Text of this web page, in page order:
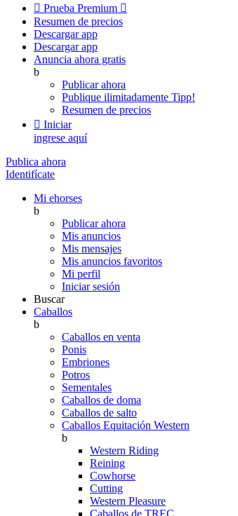
 Prueba Premium 
Resumen de precios
Descargar app
Descargar app
Anuncia ahora gratis
b
Publicar ahora
Publique ilimitadamente Tipp!
Resumen de precios
 Iniciar
ingrese aquí
Publica ahora
Identifícate
Mi ehorses
b
Publicar ahora
Mis anuncios
Mis mensajes
Mis anuncios favoritos
Mi perfil
Iniciar sesión
Buscar
Caballos
b
Caballos en venta
Ponis
Embriones
Potros
Sementales
Caballos de doma
Caballos de salto
Caballos Equitación Western
b
Western Riding
Reining
Cowhorse
Cutting
Western Pleasure
Caballos de TREC